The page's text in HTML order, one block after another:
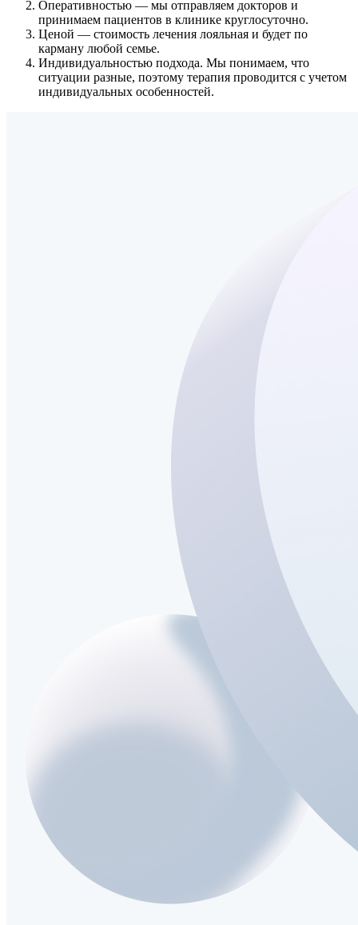
Оперативностью — мы отправляем докторов и
принимаем пациентов в клинике круглосуточно.
Ценой — стоимость лечения лояльная и будет по
карману любой семье.
Индивидуальностью подхода. Мы понимаем, что
ситуации разные, поэтому терапия проводится с учетом
индивидуальных особенностей.